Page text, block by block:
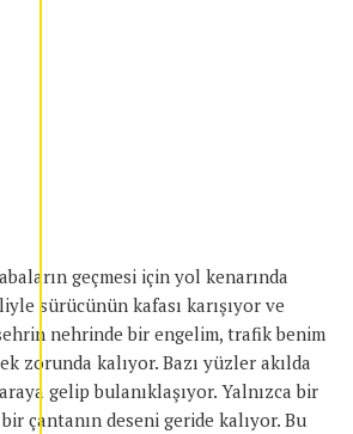
geçmesi için yol kenarında
sürücünün kafası karışıyor ve
nehrinde bir engelim, trafik benim
zorunda kalıyor. Bazı yüzler akılda
gelip bulanıklaşıyor. Yalnızca bir
çantanın deseni geride kalıyor. Bu